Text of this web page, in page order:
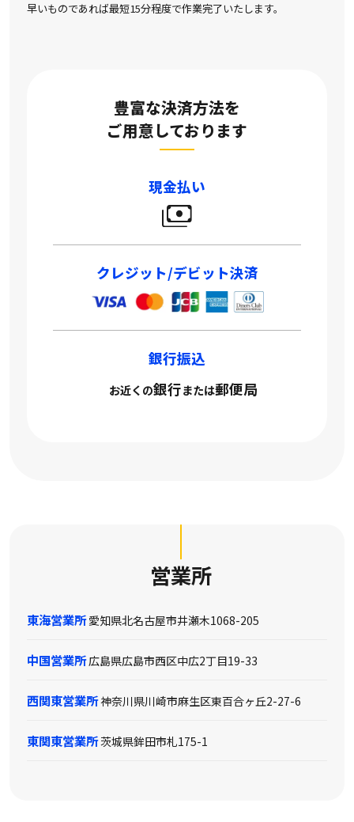
早いものであれば最短15分程度で作業完了いたします。
豊富な決済方法を
ご用意しております
現金払い
クレジット/デビット決済
銀行振込
お近くの銀行または郵便局
営業所
東海営業所 愛知県北名古屋市井瀬木1068-205
中国営業所広島県広島市西区中広2丁目19-33
西関東営業所神奈川県川崎市麻生区東百合ヶ丘2-27-6
東関東営業所茨城県鉾田市札175-1